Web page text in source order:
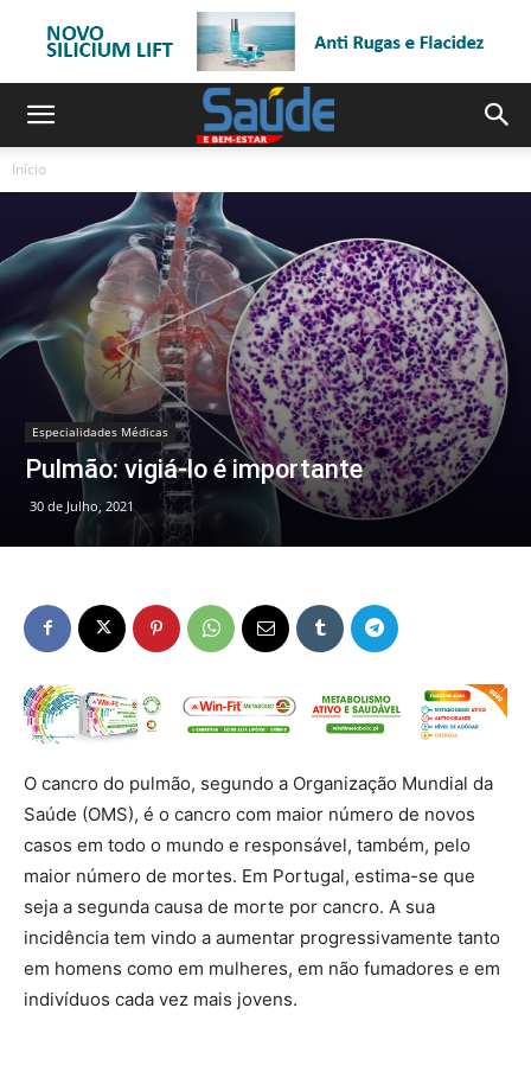
Início
Especialidades Médicas
Pulmão: vigiá-lo é importante
30 de Julho, 2021
O cancro do pulmão, segundo a Organização Mundial da
Saúde (OMS), é o cancro com maior número de novos
casos em todo o mundo e responsável, também, pelo
maior número de mortes. Em Portugal, estima-se que
seja a segunda causa de morte por cancro. A sua
incidência tem vindo a aumentar progressivamente tanto
em homens como em mulheres, em não fumadores e em
indivíduos cada vez mais jovens.